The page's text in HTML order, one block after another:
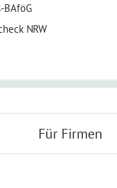
BAföG
NRW
Für Firmen